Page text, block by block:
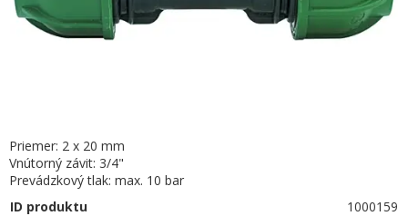
Priemer: 2 x 20 mm
Vnútorný závit: 3/4"
Prevádzkový tlak: max. 10 bar
ID produktu
1000159